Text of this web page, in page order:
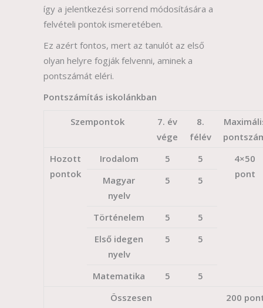
így a jelentkezési sorrend módosítására a
felvételi pontok ismeretében.
Ez azért fontos, mert az tanulót az első
olyan helyre fogják felvenni, aminek a
pontszámát eléri.
Pontszámítás iskolánkban
Szempontok
7. év
vége
8.
félév
Hozott
pontok
Irodalom 5 5
4×50
pont
Magyar
nyelv
5 5
Történelem 5
5
Első idegen
nyelv
5 5
Matematika 5
5
Összesen
200